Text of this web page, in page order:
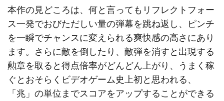
本作の見どころは、何と言ってもリフレクトフォー
ス一発でおびただしい量の弾幕を跳ね返し、ピンチ
を一瞬でチャンスに変えられる爽快感の高さにあり
ます。さらに敵を倒したり、敵弾を消すと出現する
勲章を取ると得点倍率がどんどん上がり、うまく稼
ぐとおそらくビデオゲーム史上初と思われる、
「兆」の単位までスコアをアップすることができる